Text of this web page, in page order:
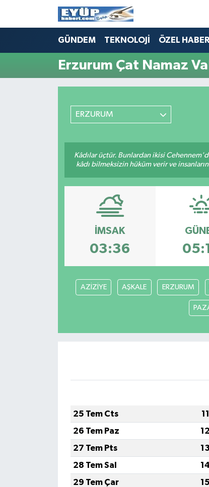
GÜNDEM TEKNOLOJİ ÖZEL HABER
Erzurum Çat Namaz
ERZURUM
Kâdılar üçtür. Bunlardan ikisi
kâdı bilmeksizin hüküm verir ve
İMSAK
03:36
AZİZİYE AŞKALE ERZURUM
25 Tem Cts
26 Tem Paz
27 Tem Pts
28 Tem Sal
29 Tem Çar